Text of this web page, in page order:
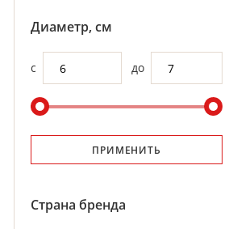
Диаметр, см
с до
ПРИМЕНИТЬ
Страна бренда